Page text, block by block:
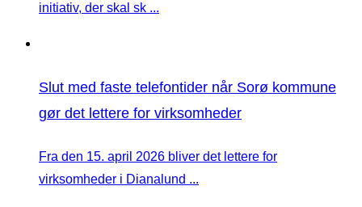
initiativ, der skal sk ...
Slut med faste telefontider når Sorø kommune
gør det lettere for virksomheder
Fra den 15. april 2026 bliver det lettere for
virksomheder i Dianalund ...